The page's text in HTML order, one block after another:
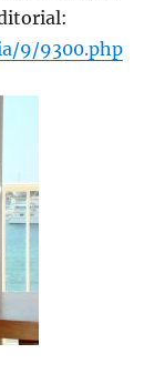
9/9300.php